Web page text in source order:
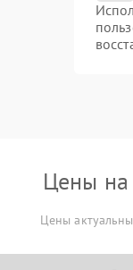
Цены на
Цены